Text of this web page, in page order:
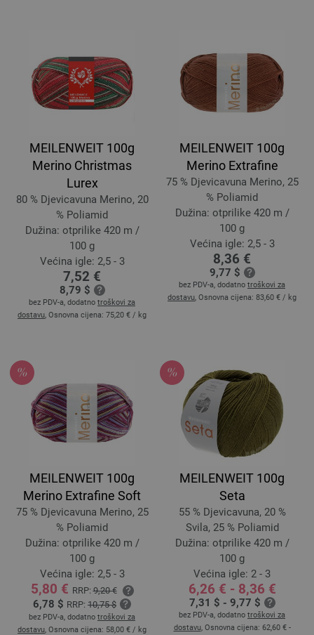
MEILENWEIT 100g
Merino Christmas
Lurex
80 % Djevicavuna Merino, 20
% Poliamid
Dužina: otprilike 420 m /
100 g
Većina igle: 2,5 - 3
7,52 €
8,79 $
bez PDV-a, dodatno troškovi za
dostavu, Osnovna cijena: 75,20 € / kg
MEILENWEIT 100g
Merino Extrafine
75 % Djevicavuna Merino, 25
% Poliamid
Dužina: otprilike 420 m /
100 g
Većina igle: 2,5 - 3
8,36 €
9,77 $
bez PDV-a, dodatno troškovi za
dostavu, Osnovna cijena: 83,60 € / kg
MEILENWEIT 100g
Merino Extrafine Soft
75 % Djevicavuna Merino, 25
% Poliamid
Dužina: otprilike 420 m /
100 g
Većina igle: 2,5 - 3
5,80 € RRP:9,20 €
6,78 $ RRP: 10,75 $
bez PDV-a, dodatno troškovi za
dostavu, Osnovna cijena: 58,00 € / kg
MEILENWEIT 100g
Seta
55 % Djevicavuna, 20 %
Svila, 25 % Poliamid
Dužina: otprilike 420 m /
100 g
Većina igle: 2 - 3
6,26 € - 8,36 €
7,31 $ - 9,77 $
bez PDV-a, dodatno troškovi za
dostavu, Osnovna cijena: 62,60 € -